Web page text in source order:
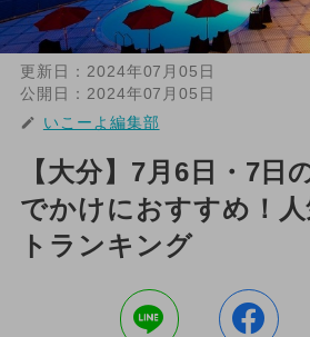
更新日： 2024年07月05日
公開日： 2024年07月05日
いこーよ編集部
【大分】7月6日・7日
でかけにおすすめ！
トランキング